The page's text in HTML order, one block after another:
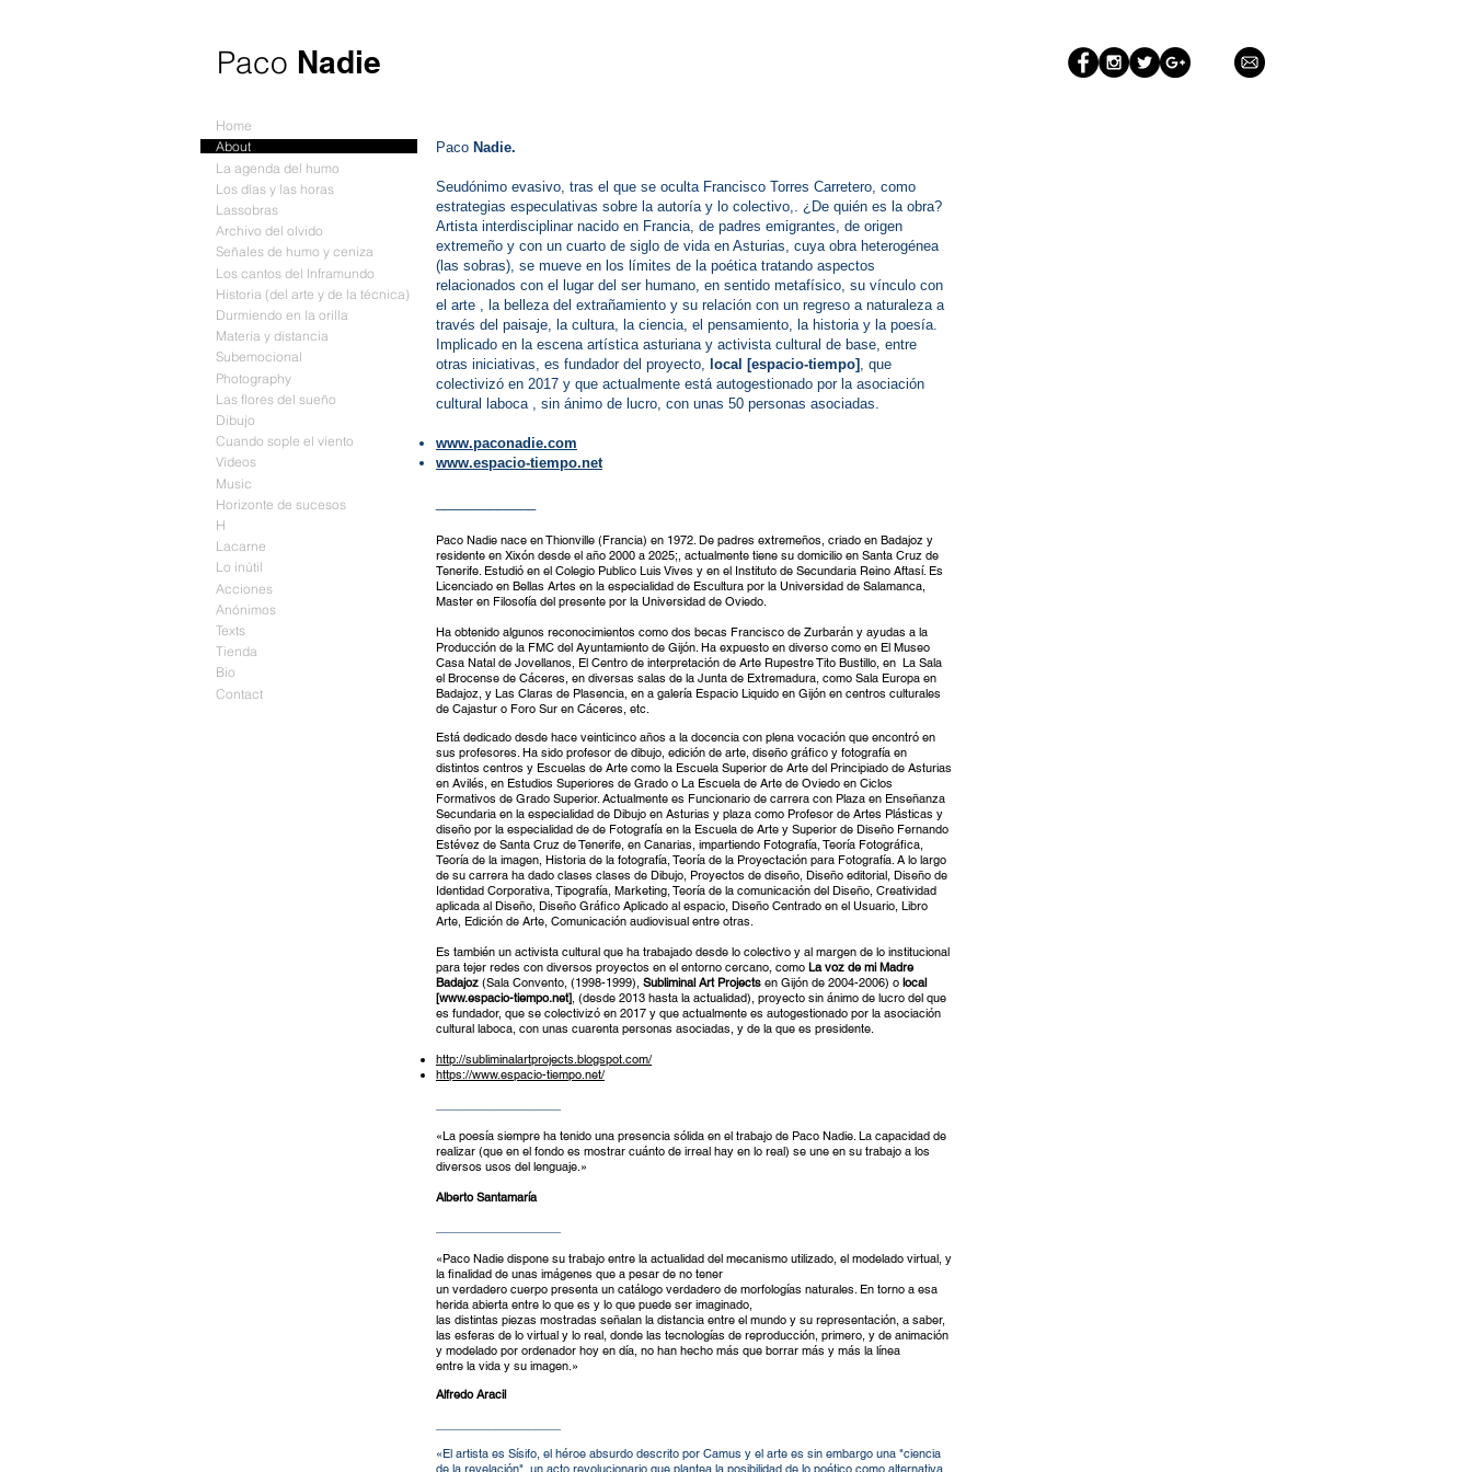
​Paco Nadie​
Home
About
La agenda del humo
Los días y las horas
Lassobras
Archivo del olvido
Señales de humo y ceniza
Los cantos del Inframundo
Historia (del arte y de la técnica)
Durmiendo en la orilla
Materia y distancia
Subemocional
Photography
Las flores del sueño
Dibujo
Cuando sople el viento
Vídeos
Music
Horizonte de sucesos
H
Lacarne
Lo inútil
Acciones
Anónimos
Texts
Tienda
Bio
Contact
Paco Nadie.
Seudónimo evasivo, tras el que se oculta Francisco Torres Carretero, como
estrategias especulativas sobre la autoría y lo colectivo,. ¿De quién es la obra?
Artista interdisciplinar nacido en Francia, de padres emigrantes, de origen
extremeño y con un cuarto de siglo de vida en Asturias, cuya obra heterogénea
(las sobras), se mueve en los límites de la poética tratando aspectos
relacionados con el lugar del ser humano, en sentido metafísico, su vínculo con
el arte , la belleza del extrañamiento y su relación con un regreso a naturaleza a
través del paisaje, la cultura, la ciencia, el pensamiento, la historia y la poesía.
Implicado en la escena artística asturiana y activista cultural de base, entre
otras iniciativas, es fundador del proyecto, local [espacio-tiempo] , que
colectivizó en 2017 y que actualmente está autogestionado por la asociación
cultural laboca , sin ánimo de lucro, con unas 50 personas asociadas.
www.paconadie.com
www.espacio-tiempo.net
Paco Nadie nace en Thionville (Francia) en 1972. De padres extremeños, criado en Badajoz y
residente en Xixón desde el año 2000 a 2025;, actualmente tiene su domicilio en Santa Cruz de
Tenerife. Estudió en el Colegio Publico Luis Vives y en el Instituto de Secundaria Reino Aftasí. Es
Licenciado en Bellas Artes en la especialidad de Escultura por la Universidad de Salamanca,
Master en Filosofía del presente por la Universidad de Oviedo.
Ha obtenido algunos reconocimientos como dos becas Francisco de Zurbarán y ayudas a la
Producción de la FMC del Ayuntamiento de Gijón. Ha expuesto en diverso como en El Museo
Casa Natal de Jovellanos, El Centro de interpretación de Arte Rupestre Tito Bustillo, en La Sala
el Brocense de Cáceres, en diversas salas de la Junta de Extremadura, como Sala Europa en
Badajoz, y Las Claras de Plasencia, en a galería Espacio Liquido en Gijón en centros culturales
de Cajastur o Foro Sur en Cáceres, etc.
Está dedicado desde hace veinticinco años a la docencia con plena vocación que encontró en
sus profesores. Ha sido profesor de dibujo, edición de arte, diseño gráfico y fotografía en
distintos centros y Escuelas de Arte como la Escuela Superior de Arte del Principiado de Asturias
en Avilés, en Estudios Superiores de Grado o La Escuela de Arte de Oviedo en Ciclos
Formativos de Grado Superior. Actualmente es Funcionario de carrera con Plaza en Enseñanza
Secundaria en la especialidad de Dibujo en Asturias y plaza como Profesor de Artes Plásticas y
diseño por la especialidad de de Fotografía en la Escuela de Arte y Superior de Diseño Fernando
Estévez de Santa Cruz de Tenerife, en Canarias, impartiendo Fotografía, Teoría Fotográfica,
Teoría de la imagen, Historia de la fotografía, Teoría de la Proyectación para Fotografía. A lo largo
de su carrera ha dado clases clases de Dibujo, Proyectos de diseño, Diseño editorial, Diseño de
Identidad Corporativa, Tipografía, Marketing, Teoría de la comunicación del Diseño, Creatividad
aplicada al Diseño, Diseño Gráfico Aplicado al espacio, Diseño Centrado en el Usuario, Libro
Arte, Edición de Arte, Comunicación audiovisual entre otras.
Es también un activista cultural que ha trabajado desde lo colectivo y al margen de lo institucional
para tejer redes con diversos proyectos en el entorno cercano, como La voz de mi Madre
Badajoz (Sala Convento, (1998-1999), Subliminal Art Projects en Gijón de 2004-2006) o local
[www.espacio-tiempo.net], (desde 2013 hasta la actualidad), proyecto sin ánimo de lucro del que
es fundador, que se colectivizó en 2017 y que actualmente es autogestionado por la asociación
cultural laboca, con unas cuarenta personas asociadas, y de la que es presidente.
http://subliminalartprojects.blogspot.com/
https://www.espacio-tiempo.net/
«La poesía siempre ha tenido una presencia sólida en el trabajo de Paco Nadie. La capacidad de
realizar (que en el fondo es mostrar cuánto de irreal hay en lo real) se une en su trabajo a los
diversos usos del lenguaje.»
Alberto Santamaría
«Paco Nadie dispone su trabajo entre la actualidad del mecanismo utilizado, el modelado virtual, y
la finalidad de unas imágenes que a pesar de no tener
un verdadero cuerpo presenta un catálogo verdadero de morfologías naturales. En torno a esa
herida abierta entre lo que es y lo que puede ser imaginado,
las distintas piezas mostradas señalan la distancia entre el mundo y su representación, a saber,
las esferas de lo virtual y lo real, donde las tecnologías de reproducción, primero, y de animación
y modelado por ordenador hoy en día, no han hecho más que borrar más y más la línea
entre la vida y su imagen.»
Alfredo Aracil
«El artista es Sísifo, el héroe absurdo descrito por Camus y el arte es sin embargo una "ciencia
de la revelación", un acto revolucionario que plantea la posibilidad de lo poético como alternativa